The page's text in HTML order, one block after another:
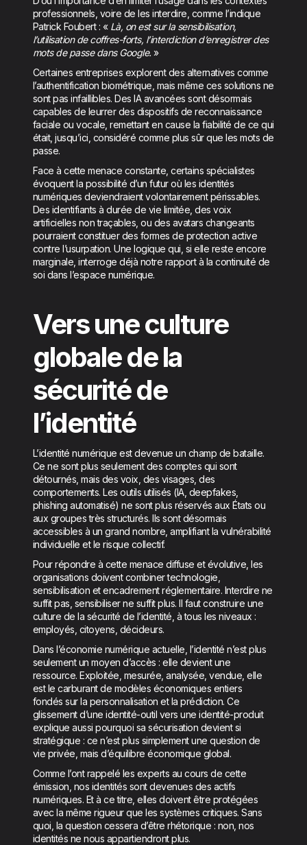
professionnels, voire de les interdire, comme l’indique
Patrick Foubert : « Là, on est sur la sensibilisation,
l’utilisation de coffres-forts, l’interdiction d’enregistrer des
mots de passe dans Google. »
Certaines entreprises explorent des alternatives comme
l’authentification biométrique, mais même ces solutions ne
sont pas infaillibles. Des IA avancées sont désormais
capables de leurrer des dispositifs de reconnaissance
faciale ou vocale, remettant en cause la fiabilité de ce qui
était, jusqu’ici, considéré comme plus sûr que les mots de
passe.
Face à cette menace constante, certains spécialistes
évoquent la possibilité d’un futur où les identités
numériques deviendraient volontairement périssables.
Des identifiants à durée de vie limitée, des voix
artificielles non traçables, ou des avatars changeants
pourraient constituer des formes de protection active
contre l’usurpation. Une logique qui, si elle reste encore
marginale, interroge déjà notre rapport à la continuité de
soi dans l’espace numérique.
Vers une culture
globale de la
sécurité de
l’identité
L’identité numérique est devenue un champ de bataille.
Ce ne sont plus seulement des comptes qui sont
détournés, mais des voix, des visages, des
comportements. Les outils utilisés (IA, deepfakes,
phishing automatisé) ne sont plus réservés aux États ou
aux groupes très structurés. Ils sont désormais
accessibles à un grand nombre, amplifiant la vulnérabilité
individuelle et le risque collectif.
Pour répondre à cette menace diffuse et évolutive, les
organisations doivent combiner technologie,
sensibilisation et encadrement réglementaire. Interdire ne
suffit pas, sensibiliser ne suffit plus. Il faut construire une
culture de la sécurité de l’identité, à tous les niveaux :
employés, citoyens, décideurs.
Dans l’économie numérique actuelle, l’identité n’est plus
seulement un moyen d’accès : elle devient une
ressource. Exploitée, mesurée, analysée, vendue, elle
est le carburant de modèles économiques entiers
fondés sur la personnalisation et la prédiction. Ce
glissement d’une identité-outil vers une identité-produit
explique aussi pourquoi sa sécurisation devient si
stratégique : ce n’est plus simplement une question de
vie privée, mais d’équilibre économique global.
Comme l’ont rappelé les experts au cours de cette
émission, nos identités sont devenues des actifs
numériques. Et à ce titre, elles doivent être protégées
avec la même rigueur que les systèmes critiques. Sans
quoi, la question cessera d’être rhétorique : non, nos
identités ne nous appartiendront plus.